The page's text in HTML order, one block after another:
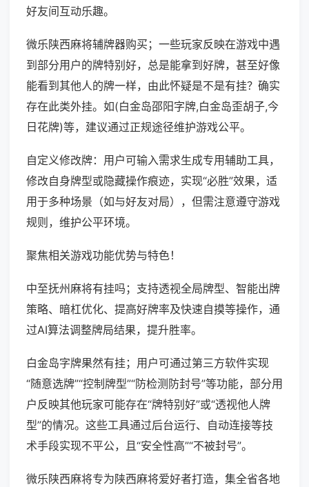
好友间互动乐趣。
微乐陕西麻将辅牌器购买；一些玩家反映在游戏中遇
到部分用户的牌特别好，总是能拿到好牌，甚至好像
能看到其他人的牌一样，由此怀疑是不是有挂？确实
存在此类外挂。如(白金岛邵阳字牌,白金岛歪胡子,今
日花牌)等，建议通过正规途径维护游戏公平。
自定义修改牌：用户可输入需求生成专用辅助工具，
修改自身牌型或隐藏操作痕迹，实现“必胜”效果，适
用于多种场景（如与好友对局），但需注意遵守游戏
规则，维护公平环境。
聚焦相关游戏功能优势与特色！
中至抚州麻将有挂吗；支持透视全局牌型、智能出牌
策略、暗杠优化、提高好牌率及快速自摸等操作，通
过AI算法调整牌局结果，提升胜率。
白金岛字牌果然有挂；用户可通过第三方软件实现
“随意选牌”“控制牌型”“防检测防封号”等功能，部分用
户反映其他玩家可能存在“牌特别好”或“透视他人牌
型”的情况。这些工具通过后台运行、自动连接等技
术手段实现不平公，且“安全性高”“不被封号”。
微乐陕西麻将专为陕西麻将爱好者打造，集全省各地